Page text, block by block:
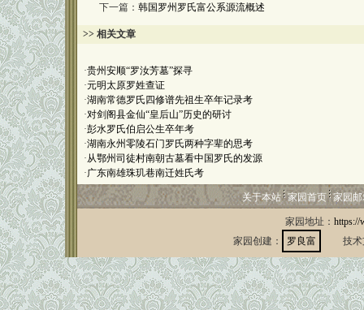
下一篇： 韩国罗州罗氏富公系源流概述
>> 相关文章
·贵州安顺“罗汝芳墓”探寻
·元明太原罗姓查证
·湖南常德罗氏四修谱先祖生卒年记录考
·对剑阁县金仙“皇后山”历史的研讨
·彭水罗氏伯启公生卒年考
·湖南永州零陵石门罗氏两种字辈的思考
·从鄂州司徒村南朝古墓看中国罗氏的发源
·广东南雄珠玑巷南迁姓氏考
关于本站 家园首页 家园
家园地址： https://
家园创建：
罗良富 技术